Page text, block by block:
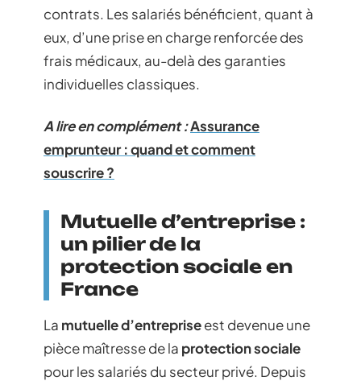
contrats. Les salariés bénéficient, quant à
eux, d’une prise en charge renforcée des
frais médicaux, au-delà des garanties
individuelles classiques.
A lire en complément :Assurance
emprunteur : quand et comment
souscrire ?
Mutuelle d’entreprise :
un pilier de la
protection sociale en
France
La mutuelle d’entrepriseest devenue une
pièce maîtresse de la protection sociale
pour les salariés du secteur privé. Depuis